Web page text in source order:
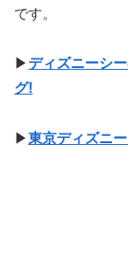
です。
▶ ディズニーシ
グ!
▶東京ディズニ